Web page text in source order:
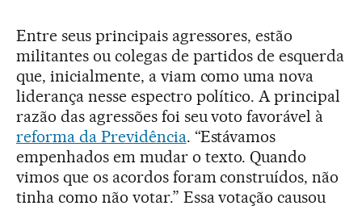
Entre seus principais agressores, estão
militantes ou colegas de partidos de esquerda
que, inicialmente, a viam como uma nova
liderança nesse espectro político. A principal
razão das agressões foi seu voto favorável à
reforma da Previdência. “Estávamos
empenhados em mudar o texto. Quando
vimos que os acordos foram construídos, não
tinha como não votar.” Essa votação causou